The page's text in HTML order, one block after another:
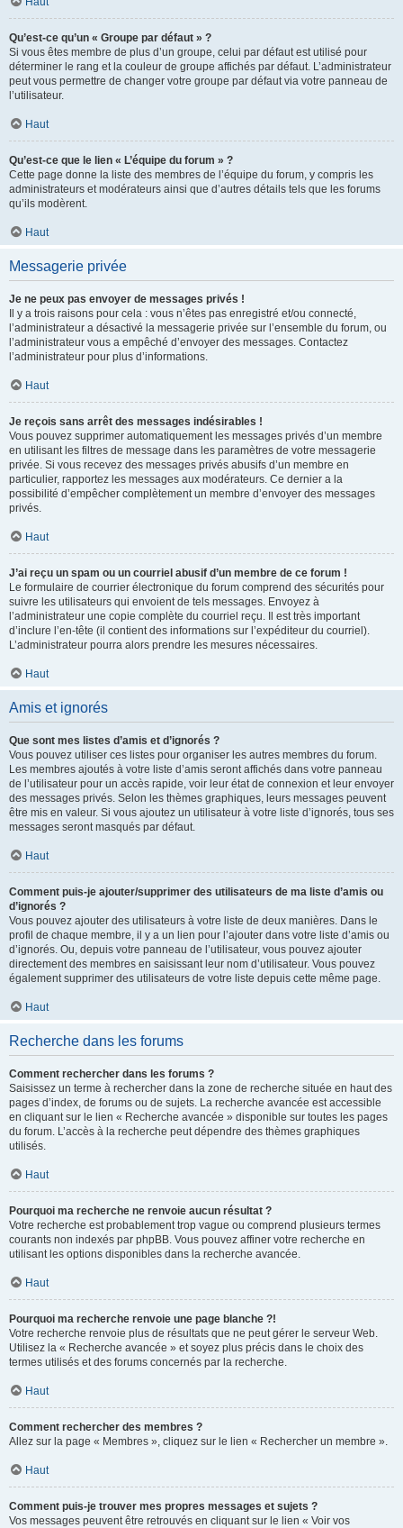
Qu’est-ce qu’un « Groupe par défaut » ?
Si vous êtes membre de plus d’un groupe, celui par défaut est utilisé pour
déterminer le rang et la couleur de groupe affichés par défaut. L’administrateur
peut vous permettre de changer votre groupe par défaut via votre panneau de
l’utilisateur.
Haut
Qu’est-ce que le lien « L’équipe du forum » ?
Cette page donne la liste des membres de l’équipe du forum, y compris les
administrateurs et modérateurs ainsi que d’autres détails tels que les forums
qu’ils modèrent.
Haut
Messagerie privée
Je ne peux pas envoyer de messages privés !
Il y a trois raisons pour cela : vous n’êtes pas enregistré et/ou connecté,
l’administrateur a désactivé la messagerie privée sur l’ensemble du forum, ou
l’administrateur vous a empêché d’envoyer des messages. Contactez
l’administrateur pour plus d’informations.
Haut
Je reçois sans arrêt des messages indésirables !
Vous pouvez supprimer automatiquement les messages privés d’un membre
en utilisant les filtres de message dans les paramètres de votre messagerie
privée. Si vous recevez des messages privés abusifs d’un membre en
particulier, rapportez les messages aux modérateurs. Ce dernier a la
possibilité d’empêcher complètement un membre d’envoyer des messages
privés.
Haut
J’ai reçu un spam ou un courriel abusif d’un membre de ce forum !
Le formulaire de courrier électronique du forum comprend des sécurités pour
suivre les utilisateurs qui envoient de tels messages. Envoyez à
l’administrateur une copie complète du courriel reçu. Il est très important
d’inclure l’en-tête (il contient des informations sur l’expéditeur du courriel).
L’administrateur pourra alors prendre les mesures nécessaires.
Haut
Amis et ignorés
Que sont mes listes d’amis et d’ignorés ?
Vous pouvez utiliser ces listes pour organiser les autres membres du forum.
Les membres ajoutés à votre liste d’amis seront affichés dans votre panneau
de l’utilisateur pour un accès rapide, voir leur état de connexion et leur envoyer
des messages privés. Selon les thèmes graphiques, leurs messages peuvent
être mis en valeur. Si vous ajoutez un utilisateur à votre liste d’ignorés, tous ses
messages seront masqués par défaut.
Haut
Comment puis-je ajouter/supprimer des utilisateurs de ma liste d’amis ou
d’ignorés ?
Vous pouvez ajouter des utilisateurs à votre liste de deux manières. Dans le
profil de chaque membre, il y a un lien pour l’ajouter dans votre liste d’amis ou
d’ignorés. Ou, depuis votre panneau de l’utilisateur, vous pouvez ajouter
directement des membres en saisissant leur nom d’utilisateur. Vous pouvez
également supprimer des utilisateurs de votre liste depuis cette même page.
Haut
Recherche dans les forums
Comment rechercher dans les forums ?
Saisissez un terme à rechercher dans la zone de recherche située en haut des
pages d’index, de forums ou de sujets. La recherche avancée est accessible
en cliquant sur le lien « Recherche avancée » disponible sur toutes les pages
du forum. L’accès à la recherche peut dépendre des thèmes graphiques
utilisés.
Haut
Pourquoi ma recherche ne renvoie aucun résultat ?
Votre recherche est probablement trop vague ou comprend plusieurs termes
courants non indexés par phpBB. Vous pouvez affiner votre recherche en
utilisant les options disponibles dans la recherche avancée.
Haut
Pourquoi ma recherche renvoie une page blanche ?!
Votre recherche renvoie plus de résultats que ne peut gérer le serveur Web.
Utilisez la « Recherche avancée » et soyez plus précis dans le choix des
termes utilisés et des forums concernés par la recherche.
Haut
Comment rechercher des membres ?
Allez sur la page « Membres », cliquez sur le lien « Rechercher un membre ».
Haut
Comment puis-je trouver mes propres messages et sujets ?
Vos messages peuvent être retrouvés en cliquant sur le lien « Voir vos